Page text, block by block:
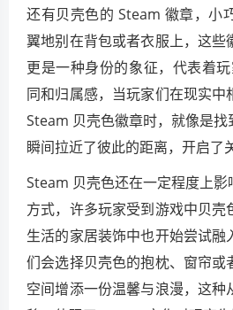
还有贝壳色的 Steam 徽章，小
翼地别在背包或者衣服上，这些
更是一种身份的象征，代表着
同和归属感，当玩家们在现实中
Steam 贝壳色徽章时，就像是找
瞬间拉近了彼此的距离，开启了
Steam 贝壳色还在一定程度上
方式，许多玩家受到游戏中贝壳
生活的家居装饰中也开始尝试
们会选择贝壳色的抱枕、窗帘或
空间增添一份温馨与浪漫，这